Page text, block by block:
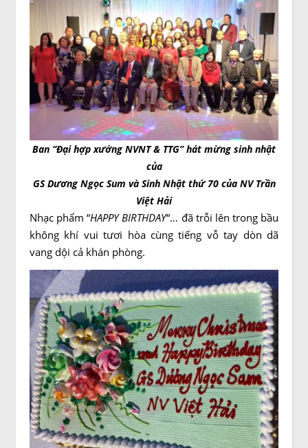
Ban “Đại hợp xướng NVNT & TTG” hát mừng sinh nhật
của
GS Dương Ngọc Sum và Sinh Nhật thứ 70 của NV Trần
Việt Hải
Nhạc phẩm “HAPPY BIRTHDAY“… đã trỗi lên trong bầu
không khí vui tươi hòa cùng tiếng vỗ tay dòn dã
vang dội cả khán phòng.